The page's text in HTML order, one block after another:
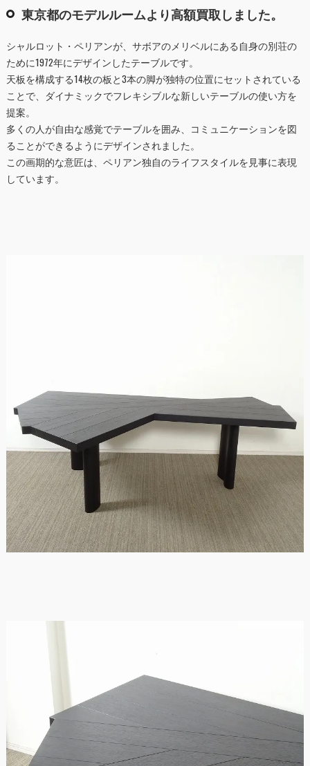
東京都のモデルルームより高額買取しました。
シャルロット・ペリアンが、サボアのメリベルにある自身の別荘の
ために1972年にデザインしたテーブルです。
天板を構成する14枚の板と3本の脚が独特の位置にセットされている
ことで、ダイナミックでフレキシブルな新しいテーブルの使い方を
提案。
多くの人が自由な感覚でテーブルを囲み、コミュニケーションを図
ることができるようにデザインされました。
この画期的な意匠は、ペリアン独自のライフスタイルを見事に表現
しています。